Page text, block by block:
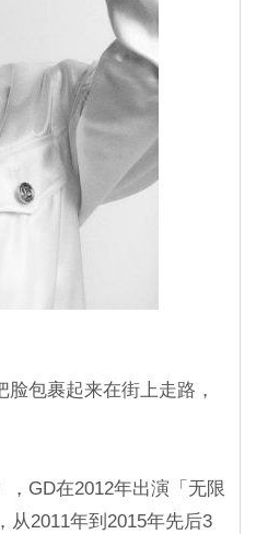
包裹起来在街上走路，
GD在2012年出演「无限
从2011年到2015年先后3